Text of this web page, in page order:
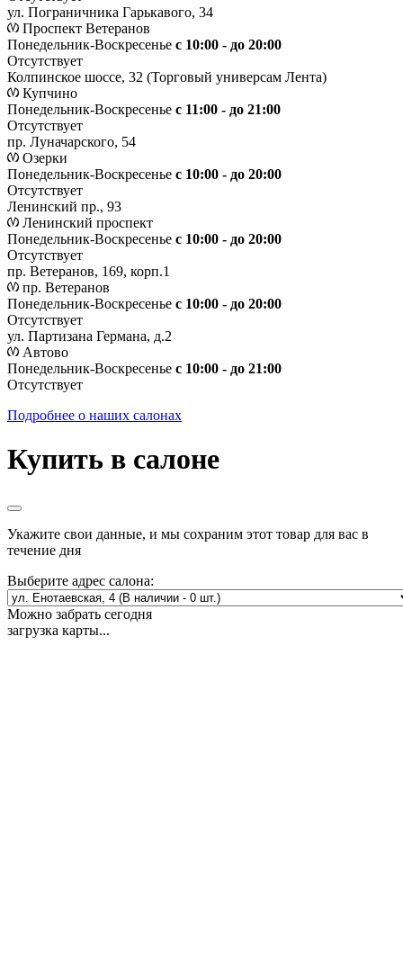
ул. Пограничника Гарькавого, 34
Проспект Ветеранов
Понедельник-Воскресенье с 10:00 - до 20:00
Отсутствует
Колпинское шоссе, 32 (Торговый универсам Лента)
Купчино
Понедельник-Воскресенье с 11:00 - до 21:00
Отсутствует
пр. Луначарского, 54
Озерки
Понедельник-Воскресенье с 10:00 - до 20:00
Отсутствует
Ленинский пр., 93
Ленинский проспект
Понедельник-Воскресенье с 10:00 - до 20:00
Отсутствует
пр. Ветеранов, 169, корп.1
пр. Ветеранов
Понедельник-Воскресенье с 10:00 - до 20:00
Отсутствует
ул. Партизана Германа, д.2
Автово
Понедельник-Воскресенье с 10:00 - до 21:00
Отсутствует
Подробнее о наших салонах
Купить в салоне
Укажите свои данные, и мы сохраним этот товар для вас в
течение дня
Выберите адрес салона:
Можно забрать сегодня
загрузка карты...